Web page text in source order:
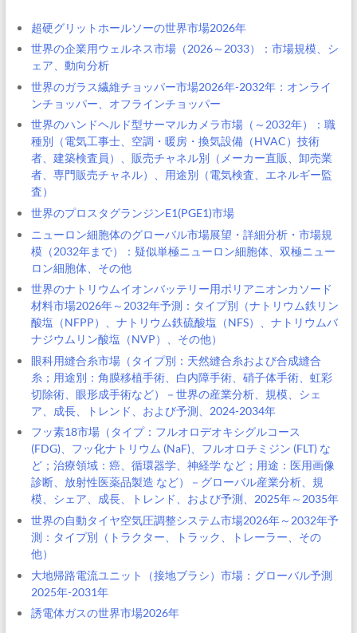
超硬グリットホールソーの世界市場2026年
世界の企業用ウェルネス市場（2026～2033）：市場規模、シ
ェア、動向分析
世界のガラス繊維チョッパー市場2026年-2032年：オンライ
ンチョッパー、オフラインチョッパー
世界のハンドヘルド型サーマルカメラ市場（～2032年）：職
種別（電気工事士、空調・暖房・換気設備（HVAC）技術
者、建築検査員）、販売チャネル別（メーカー直販、卸売業
者、専門販売チャネル）、用途別（電気検査、エネルギー監
査）
世界のプロスタグランジンE1(PGE1)市場
ニューロン細胞体のグローバル市場展望・詳細分析・市場規
模（2032年まで）：疑似単極ニューロン細胞体、双極ニュー
ロン細胞体、その他
世界のナトリウムイオンバッテリー用ポリアニオンカソード
材料市場2026年～2032年予測：タイプ別（ナトリウム鉄リン
酸塩（NFPP）、ナトリウム鉄硫酸塩（NFS）、ナトリウムバ
ナジウムリン酸塩（NVP）、その他）
眼科用縫合糸市場（タイプ別：天然縫合糸および合成縫合
糸；用途別：角膜移植手術、白内障手術、硝子体手術、虹彩
切除術、眼形成手術など）－世界の産業分析、規模、シェ
ア、成長、トレンド、および予測、2024-2034年
フッ素18市場（タイプ：フルオロデオキシグルコース
(FDG)、フッ化ナトリウム (NaF)、フルオロチミジン (FLT) な
ど；治療領域：癌、循環器学、神経学 など；用途：医用画像
診断、放射性医薬品製造 など）－グローバル産業分析、規
模、シェア、成長、トレンド、および予測、2025年～2035年
世界の自動タイヤ空気圧調整システム市場2026年～2032年予
測：タイプ別（トラクター、トラック、トレーラー、その
他）
大地帰路電流ユニット（接地ブラシ）市場：グローバル予測
2025年-2031年
誘電体ガスの世界市場2026年